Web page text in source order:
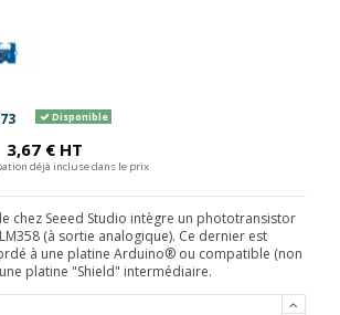
Disponible
3,67 € HT
déjà incluse dans le prix
chez Seeed Studio intègre un phototransistor
(à sortie analogique). Ce dernier est
à une platine Arduino® ou compatible (non
platine "Shield" intermédiaire.